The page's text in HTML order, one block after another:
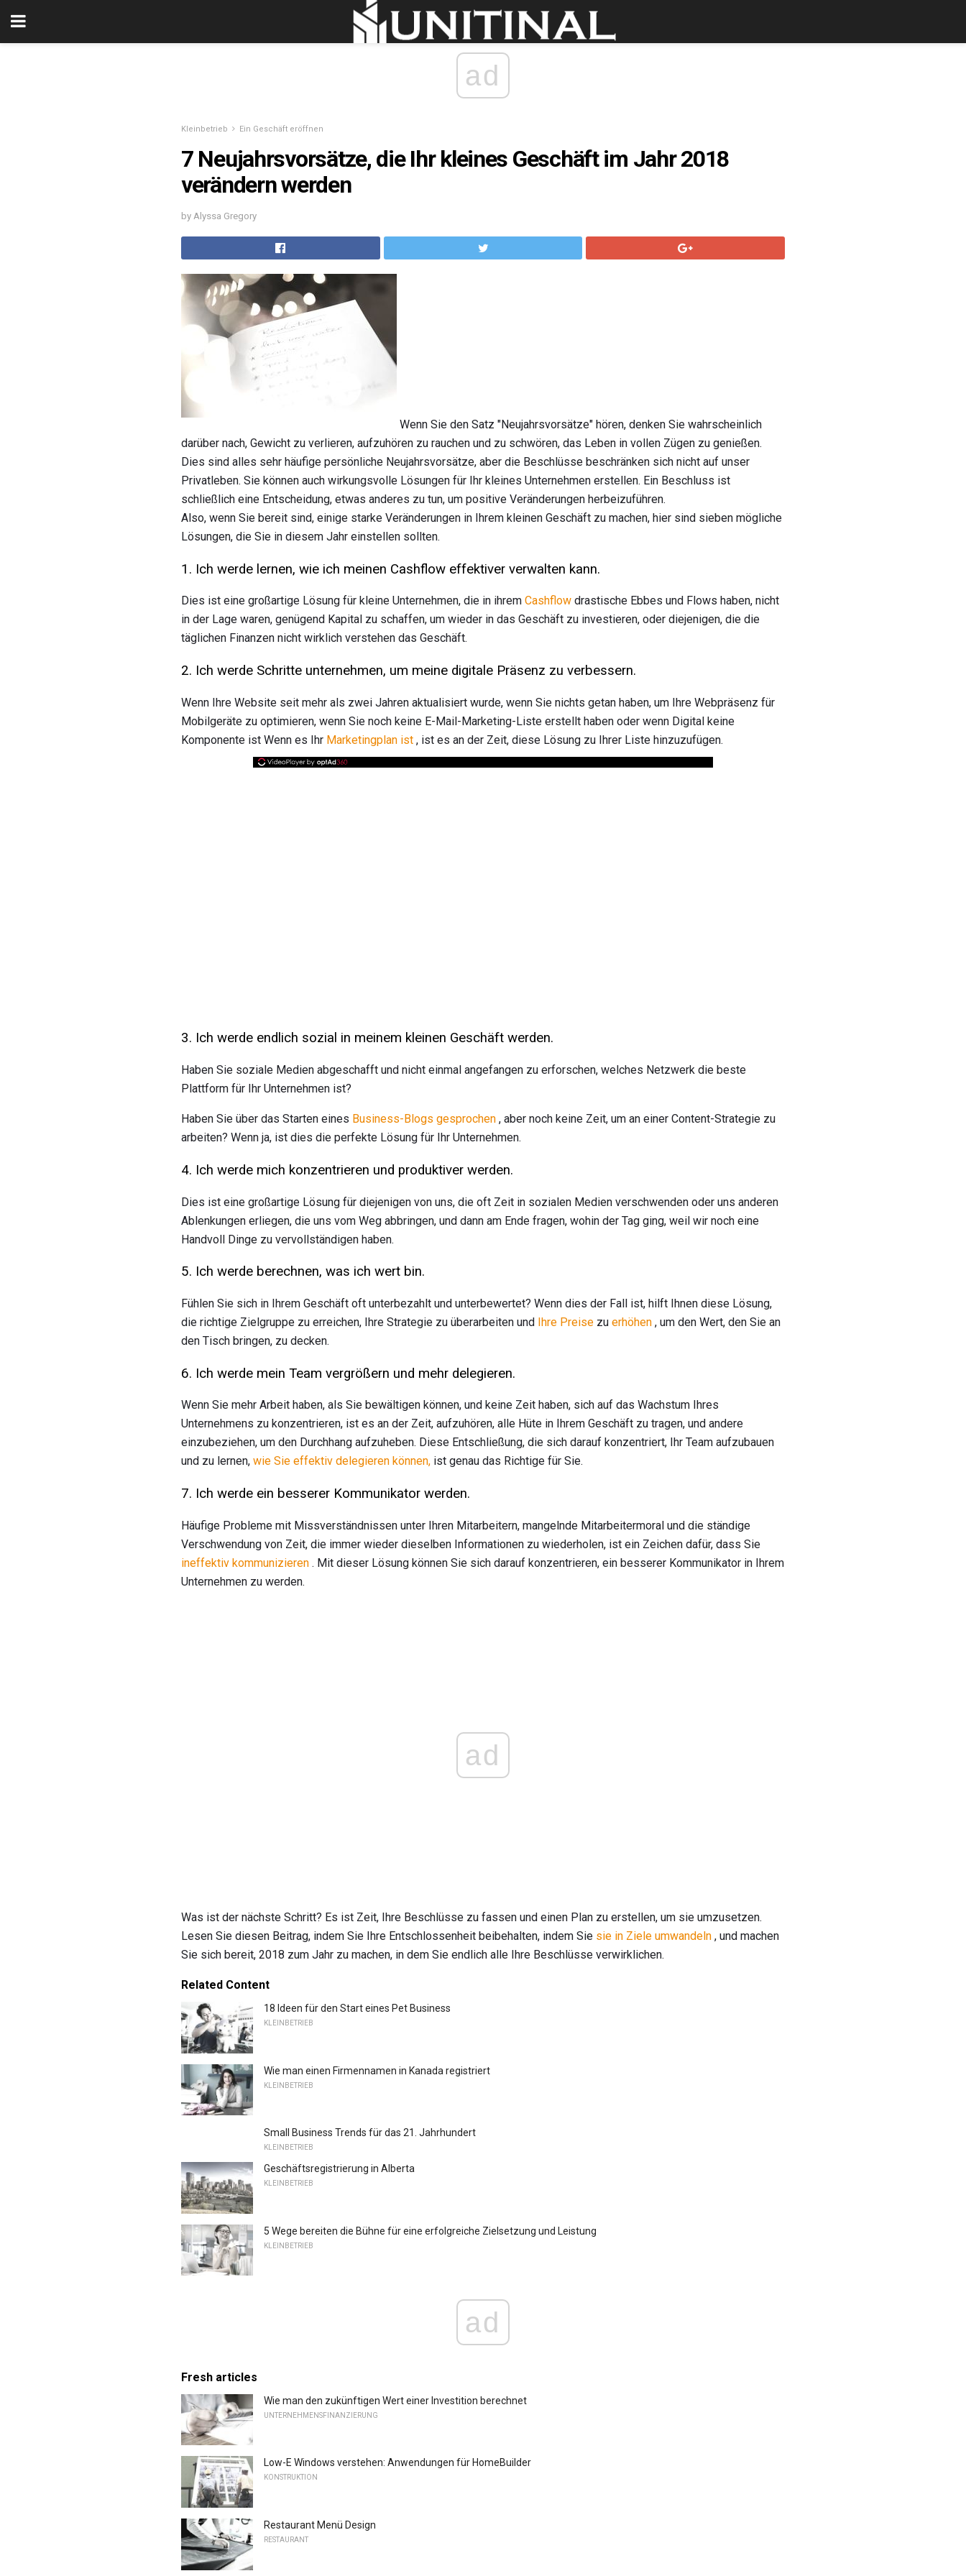
ad
Kleinbetrieb Ein Geschäft eröffnen
7 Neujahrsvorsätze, die Ihr kleines Geschäft im Jahr 2018
verändern werden
by Alyssa Gregory
Wenn Sie den Satz "Neujahrsvorsätze" hören, denken Sie wahrscheinlich
darüber nach, Gewicht zu verlieren, aufzuhören zu rauchen und zu schwören, das Leben in vollen Zügen zu genießen.
Dies sind alles sehr häufige persönliche Neujahrsvorsätze, aber die Beschlüsse beschränken sich nicht auf unser
Privatleben. Sie können auch wirkungsvolle Lösungen für Ihr kleines Unternehmen erstellen. Ein Beschluss ist
schließlich eine Entscheidung, etwas anderes zu tun, um positive Veränderungen herbeizuführen.
Also, wenn Sie bereit sind, einige starke Veränderungen in Ihrem kleinen Geschäft zu machen, hier sind sieben mögliche
Lösungen, die Sie in diesem Jahr einstellen sollten.
1. Ich werde lernen, wie ich meinen Cashflow effektiver verwalten kann.
Dies ist eine großartige Lösung für kleine Unternehmen, die in ihrem Cashflow drastische Ebbes und Flows haben, nicht
in der Lage waren, genügend Kapital zu schaffen, um wieder in das Geschäft zu investieren, oder diejenigen, die die
täglichen Finanzen nicht wirklich verstehen das Geschäft.
2. Ich werde Schritte unternehmen, um meine digitale Präsenz zu verbessern.
Wenn Ihre Website seit mehr als zwei Jahren aktualisiert wurde, wenn Sie nichts getan haben, um Ihre Webpräsenz für
Mobilgeräte zu optimieren, wenn Sie noch keine E-Mail-Marketing-Liste erstellt haben oder wenn Digital keine
Komponente ist Wenn es Ihr Marketingplan ist , ist es an der Zeit, diese Lösung zu Ihrer Liste hinzuzufügen.
3. Ich werde endlich sozial in meinem kleinen Geschäft werden.
Haben Sie soziale Medien abgeschafft und nicht einmal angefangen zu erforschen, welches Netzwerk die beste
Plattform für Ihr Unternehmen ist?
Haben Sie über das Starten eines Business-Blogs gesprochen , aber noch keine Zeit, um an einer Content-Strategie zu
arbeiten? Wenn ja, ist dies die perfekte Lösung für Ihr Unternehmen.
4. Ich werde mich konzentrieren und produktiver werden.
Dies ist eine großartige Lösung für diejenigen von uns, die oft Zeit in sozialen Medien verschwenden oder uns anderen
Ablenkungen erliegen, die uns vom Weg abbringen, und dann am Ende fragen, wohin der Tag ging, weil wir noch eine
Handvoll Dinge zu vervollständigen haben.
5. Ich werde berechnen, was ich wert bin.
Fühlen Sie sich in Ihrem Geschäft oft unterbezahlt und unterbewertet? Wenn dies der Fall ist, hilft Ihnen diese Lösung,
die richtige Zielgruppe zu erreichen, Ihre Strategie zu überarbeiten und Ihre Preise zu erhöhen , um den Wert, den Sie an
den Tisch bringen, zu decken.
6. Ich werde mein Team vergrößern und mehr delegieren.
Wenn Sie mehr Arbeit haben, als Sie bewältigen können, und keine Zeit haben, sich auf das Wachstum Ihres
Unternehmens zu konzentrieren, ist es an der Zeit, aufzuhören, alle Hüte in Ihrem Geschäft zu tragen, und andere
einzubeziehen, um den Durchhang aufzuheben. Diese Entschließung, die sich darauf konzentriert, Ihr Team aufzubauen
und zu lernen, wie Sie effektiv delegieren können, ist genau das Richtige für Sie.
7. Ich werde ein besserer Kommunikator werden.
Häufige Probleme mit Missverständnissen unter Ihren Mitarbeitern, mangelnde Mitarbeitermoral und die ständige
Verschwendung von Zeit, die immer wieder dieselben Informationen zu wiederholen, ist ein Zeichen dafür, dass Sie
ineffektiv kommunizieren . Mit dieser Lösung können Sie sich darauf konzentrieren, ein besserer Kommunikator in Ihrem
Unternehmen zu werden.
ad
Was ist der nächste Schritt? Es ist Zeit, Ihre Beschlüsse zu fassen und einen Plan zu erstellen, um sie umzusetzen.
Lesen Sie diesen Beitrag, indem Sie Ihre Entschlossenheit beibehalten, indem Sie sie in Ziele umwandeln , und machen
Sie sich bereit, 2018 zum Jahr zu machen, in dem Sie endlich alle Ihre Beschlüsse verwirklichen.
Related Content
18 Ideen für den Start eines Pet Business
KLEINBETRIEB
Wie man einen Firmennamen in Kanada registriert
KLEINBETRIEB
Small Business Trends für das 21. Jahrhundert
KLEINBETRIEB
Geschäftsregistrierung in Alberta
KLEINBETRIEB
5 Wege bereiten die Bühne für eine erfolgreiche Zielsetzung und Leistung
KLEINBETRIEB
ad
Fresh articles
Wie man den zukünftigen Wert einer Investition berechnet
UNTERNEHMENSFINANZIERUNG
Low-E Windows verstehen: Anwendungen für HomeBuilder
KONSTRUKTION
Restaurant Menü Design
RESTAURANT